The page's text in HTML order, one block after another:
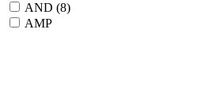
AND (8)
AMP